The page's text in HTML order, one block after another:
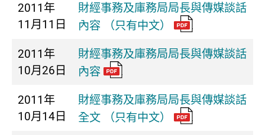
2011年
11月11日
財經事務及庫務局局長與傳媒談話
內容 （只有中文）
2011年
10月26日
財經事務及庫務局局長與傳媒談話
內容
2011年
10月14日
財經事務及庫務局局長與傳媒談話
全文 （只有中文）